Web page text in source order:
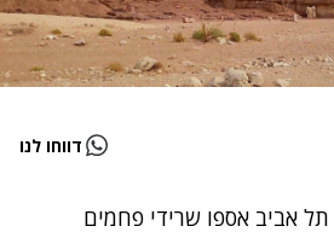
דווחו לנו
אביב אספו שרידי פחמים